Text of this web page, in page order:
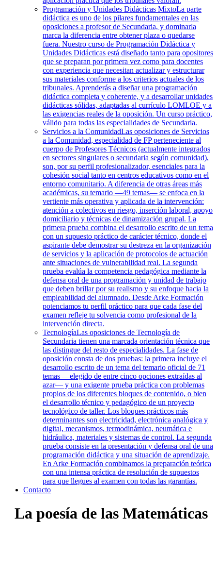
Programación y Unidades Didácticas MixtoLa parte
didáctica es uno de los pilares fundamentales en las
oposiciones a profesor de Secundaria, y dominarla
marca la diferencia entre obtener plaza o quedarse
fuera. Nuestro curso de Programación Didáctica y
Unidades Didácticas está diseñado tanto para opositores
que se preparan por primera vez como para docentes
con experiencia que necesitan actualizar y estructurar
sus materiales conforme a los criterios actuales de los
tribunales. Aprenderás a diseñar una programación
didáctica completa y coherente, y a desarrollar unidades
didácticas sólidas, adaptadas al currículo LOMLOE y a
las exigencias reales de la oposición. Un curso práctico,
válido para todas las especialidades de Secundaria.
Servicios a la ComunidadLas oposiciones de Servicios
a la Comunidad, especialidad de FP perteneciente al
cuerpo de Profesores Técnicos (actualmente integrados
en sectores singulares o secundaria según comunidad),
son, por su perfil profesionalizador, esenciales para la
cohesión social tanto en centros educativos como en el
entorno comunitario. A diferencia de otras áreas más
académicas, su temario —49 temas— se enfoca en la
vertiente más operativa y aplicada de la intervención:
atención a colectivos en riesgo, inserción laboral, apoyo
domiciliario y técnicas de dinamización grupal. La
primera prueba combina el desarrollo escrito de un tema
con un supuesto práctico de carácter técnico, donde el
aspirante debe demostrar su destreza en la organización
de servicios y la aplicación de protocolos de actuación
ante situaciones de vulnerabilidad real. La segunda
prueba evalúa la competencia pedagógica mediante la
defensa oral de una programación y unidad de trabajo
que deben brillar por su realismo y su enfoque hacia la
empleabilidad del alumnado. Desde Arke Formación
potenciamos tu perfil práctico para que cada fase del
examen refleje tu solvencia como profesional de la
intervención directa.
TecnologíaLas oposiciones de Tecnología de
Secundaria tienen una marcada orientación técnica que
las distingue del resto de especialidades. La fase de
oposición consta de dos pruebas: la primera incluye el
desarrollo escrito de un tema del temario oficial de 71
temas —elegido de entre cinco opciones extraídas al
azar— y una exigente prueba práctica con problemas
propios de los diferentes bloques de contenido, o bien
el desarrollo técnico y pedagógico de un proyecto
tecnológico de taller. Los bloques prácticos más
determinantes son electricidad, electrónica analógica y
digital, mecanismos, termodinámica, neumática e
hidráulica, materiales y sistemas de control. La segunda
prueba consiste en la presentación y defensa oral de una
programación didáctica y una situación de aprendizaje.
En Arke Formación combinamos la preparación teórica
con una intensa práctica de resolución de supuestos
para que llegues al examen con todas las garantías.
Contacto
La poesía de las Matemáticas